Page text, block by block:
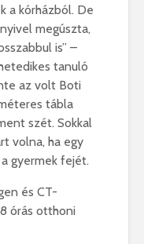
a kórházból. De
megúszta,
is” –
tanuló
az volt Boti
tábla
szét. Sokkal
volna, ha egy
gyermek fejét.
és CT-
órás otthoni